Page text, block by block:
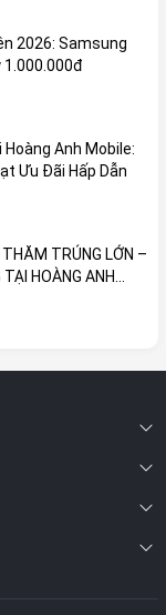
2026: Samsung
1.000.000đ
Hoàng Anh Mobile:
Ưu Đãi Hấp Dẫn
TRÚNG LỚN –
HOÀNG ANH